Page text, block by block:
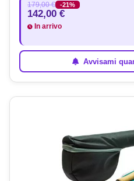
179,00 € -21%
142,00 €
In arrivo
Avvisami